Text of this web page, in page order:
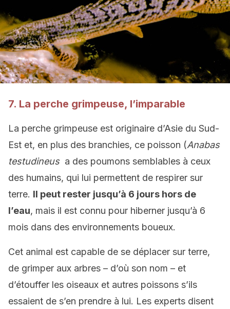
7. La perche grimpeuse, l’imparable
La perche grimpeuse est originaire d’Asie du Sud-
Est et, en plus des branchies, ce poisson (Anabas
testudineusa des poumons semblables à ceux
des humains, qui lui permettent de respirer sur
terre. Il peut rester jusqu’à 6 jours hors de
l’eau, mais il est connu pour hiberner jusqu’à 6
mois dans des environnements boueux.
Cet animal est capable de se déplacer sur terre,
de grimper aux arbres – d’où son nom – et
d’étouffer les oiseaux et autres poissons s’ils
essaient de s’en prendre à lui. Les experts disent